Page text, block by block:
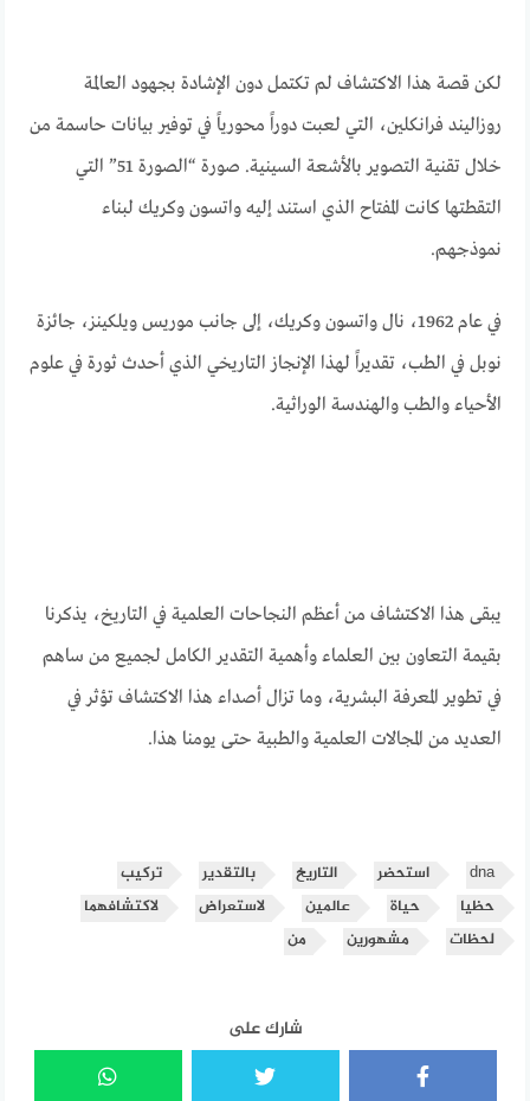
لكن قصة هذا الاكتشاف لم تكتمل دون الإشادة بجهود العالمة
روزاليند فرانكلين، التي لعبت دوراً محورياً في توفير بيانات حاسمة من
خلال تقنية التصوير بالأشعة السينية. صورة “الصورة 51” التي
التقطتها كانت المفتاح الذي استند إليه واتسون وكريك لبناء
نموذجهم.
في عام 1962، نال واتسون وكريك، إلى جانب موريس ويلكينز، جائزة
نوبل في الطب، تقديراً لهذا الإنجاز التاريخي الذي أحدث ثورة في علوم
الأحياء والطب والهندسة الوراثية.
يبقى هذا الاكتشاف من أعظم النجاحات العلمية في التاريخ، يذكرنا
بقيمة التعاون بين العلماء وأهمية التقدير الكامل لجميع من ساهم
في تطوير المعرفة البشرية، وما تزال أصداء هذا الاكتشاف تؤثر في
العديد من المجالات العلمية والطبية حتى يومنا هذا.
dna استحضر التاريخ بالتقدير
ترکیب
حظيا
حياة عالمين لاستعراض
لاكتشافهما
لحظات
مشهورين من
شارك على